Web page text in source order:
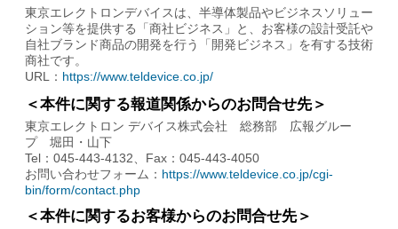
東京エレクトロンデバイスは、半導体製品やビジネスソリュー
ション等を提供する「商社ビジネス」と、お客様の設計受託や
自社ブランド商品の開発を行う「開発ビジネス」を有する技術
商社です。
URL： https://www.teldevice.co.jp/
＜本件に関する報道関係からのお問合せ先＞
東京エレクトロン デバイス株式会社 総務部 広報グルー
プ 堀田・山下
Tel：045-443-4132、Fax：045-443-4050
お問い合わせフォーム： https://www.teldevice.co.jp/cgi-
bin/form/contact.php
＜本件に関するお客様からのお問合せ先＞